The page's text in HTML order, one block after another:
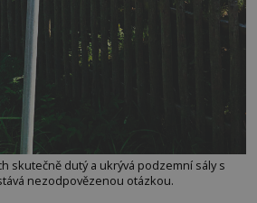
skutečně dutý a ukrývá podzemní sály s
nezodpovězenou otázkou.